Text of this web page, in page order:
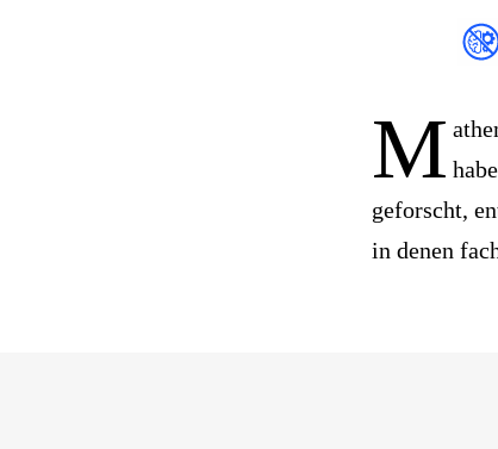
M
geforscht,
in denen